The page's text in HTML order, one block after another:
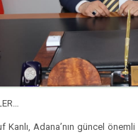
Kanlı, Adana’nın güncel